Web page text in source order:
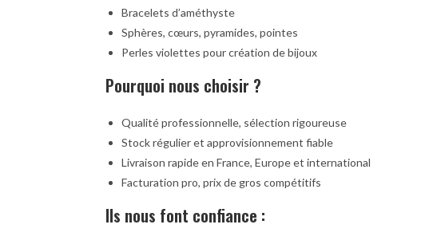
Bracelets d’améthyste
Sphères, cœurs, pyramides, pointes
Perles violettes pour création de bijoux
Pourquoi nous choisir ?
Qualité professionnelle, sélection rigoureuse
Stock régulier et approvisionnement fiable
Livraison rapide en France, Europe et international
Facturation pro, prix de gros compétitifs
Ils nous font confiance :